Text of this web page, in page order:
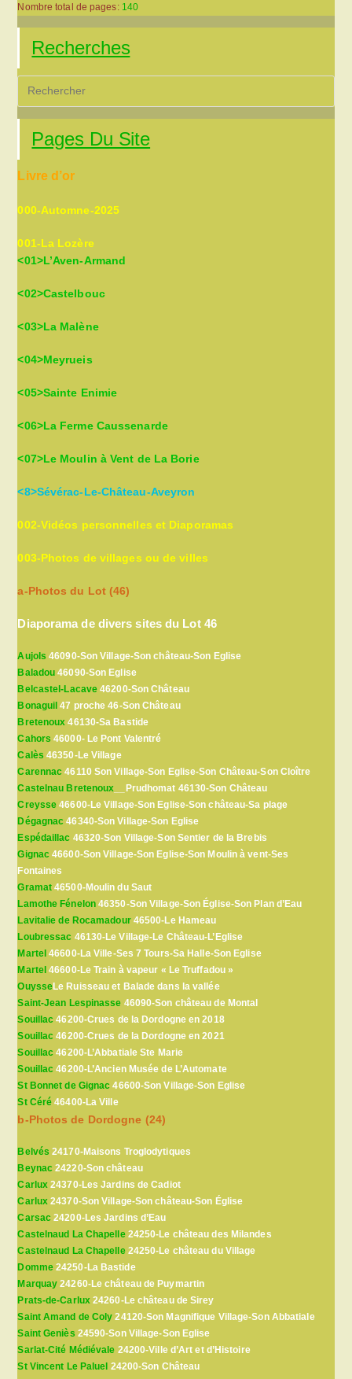
Nombre total de pages: 140
Recherches
Pages Du Site
Livre d’or
000-Automne-2025
001-La Lozère
<01>L’Aven-Armand
<02>Castelbouc
<03>La Malène
<04>Meyrueis
<05>Sainte Enimie
<06>La Ferme Caussenarde
<07>Le Moulin à Vent de La Borie
<8>Sévérac-Le-Château-Aveyron
002-Vidéos personnelles et Diaporamas
003-Photos de villages ou de villes
a-Photos du Lot (46)
Diaporama de divers sites du Lot 46
Aujols 46090-Son Village-Son château-Son Eglise
Baladou 46090-Son Eglise
Belcastel-Lacave 46200-Son Château
Bonaguil 47 proche 46-Son Château
Bretenoux 46130-Sa Bastide
Cahors 46000- Le Pont Valentré
Calès 46350-Le Village
Carennac 46110 Son Village-Son Eglise-Son Château-Son Cloître
Castelnau Bretenoux __Prudhomat 46130-Son Château
Creysse 46600-Le Village-Son Eglise-Son château-Sa plage
Dégagnac 46340-Son Village-Son Eglise
Espédaillac 46320-Son Village-Son Sentier de la Brebis
Gignac 46600-Son Village-Son Eglise-Son Moulin à vent-Ses
Fontaines
Gramat 46500-Moulin du Saut
Lamothe Fénelon46350-Son Village-Son Église-Son Plan d’Eau
Lavitalie de Rocamadour46500-Le Hameau
Loubressac 46130-Le Village-Le Château-L’Eglise
Martel 46600-La Ville-Ses 7 Tours-Sa Halle-Son Eglise
Martel 46600-Le Train à vapeur « Le Truffadou »
OuysseLe Ruisseau et Balade dans la vallée
Saint-Jean Lespinasse 46090-Son château de Montal
Souillac 46200-Crues de la Dordogne en 2018
Souillac 46200-Crues de la Dordogne en 2021
Souillac 46200-L’Abbatiale Ste Marie
Souillac 46200-L’Ancien Musée de L’Automate
St Bonnet de Gignac 46600-Son Village-Son Eglise
St Céré 46400-La Ville
b-Photos de Dordogne (24)
Belvés 24170-Maisons Troglodytiques
Beynac 24220-Son château
Carlux 24370-Les Jardins de Cadiot
Carlux 24370-Son Village-Son château-Son Église
Carsac 24200-Les Jardins d’Eau
Castelnaud La Chapelle24250-Le château des Milandes
Castelnaud La Chapelle24250-Le château du Village
Domme24250-La Bastide
Marquay 24260-Le château de Puymartin
Prats-de-Carlux24260-Le château de Sirey
Saint Amand de Coly 24120-Son Magnifique Village-Son Abbatiale
Saint Geniès 24590-Son Village-Son Eglise
Sarlat-Cité Médiévale 24200-Ville d’Art et d’Histoire
St Vincent Le Paluel 24200-Son Château